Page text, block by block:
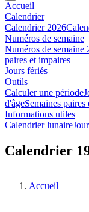
Accueil
Calendrier
Calendrier 2026
Numéros de semaine
Numéros de semaine
paires et impaires
Jours fériés
Outils
Calculer une période
d'âgeSemaines paires
Informations utiles
Calendrier lunaire
Calendrier
Accueil